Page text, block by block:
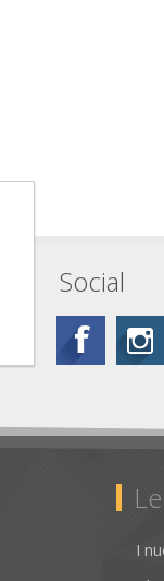
Social
I